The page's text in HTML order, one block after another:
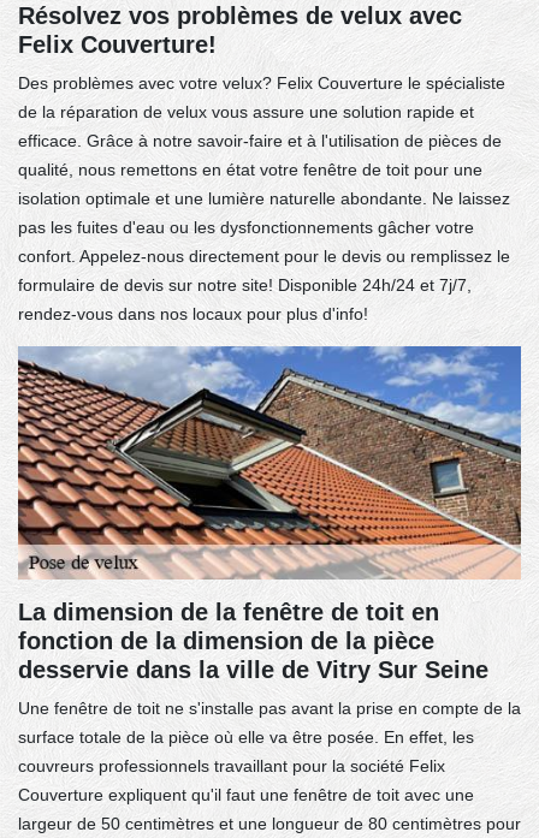
Résolvez vos problèmes de velux avec
Felix Couverture!
Des problèmes avec votre velux? Felix Couverture le spécialiste
de la réparation de velux vous assure une solution rapide et
efficace. Grâce à notre savoir-faire et à l'utilisation de pièces de
qualité, nous remettons en état votre fenêtre de toit pour une
isolation optimale et une lumière naturelle abondante. Ne laissez
pas les fuites d'eau ou les dysfonctionnements gâcher votre
confort. Appelez-nous directement pour le devis ou remplissez le
formulaire de devis sur notre site! Disponible 24h/24 et 7j/7,
rendez-vous dans nos locaux pour plus d'info!
La dimension de la fenêtre de toit en
fonction de la dimension de la pièce
desservie dans la ville de Vitry Sur Seine
Une fenêtre de toit ne s'installe pas avant la prise en compte de la
surface totale de la pièce où elle va être posée. En effet, les
couvreurs professionnels travaillant pour la société Felix
Couverture expliquent qu'il faut une fenêtre de toit avec une
largeur de 50 centimètres et une longueur de 80 centimètres pour